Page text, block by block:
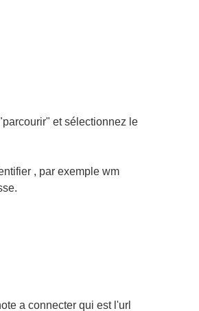
et sélectionnez le
, par exemple wm
a connecter qui est l'url